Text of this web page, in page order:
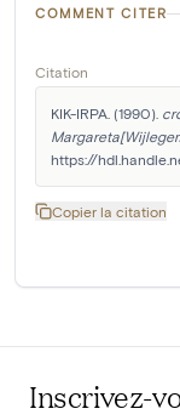
COMMENT CITER
Citation
KIK-IRPA. (1990).
https://
Copier la citation
Inscrivez-